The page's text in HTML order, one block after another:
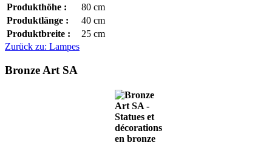
Produkthöhe :
80 cm
Produktlänge :
40 cm
Produktbreite :
25 cm
Zurück zu: Lampes
Bronze Art SA